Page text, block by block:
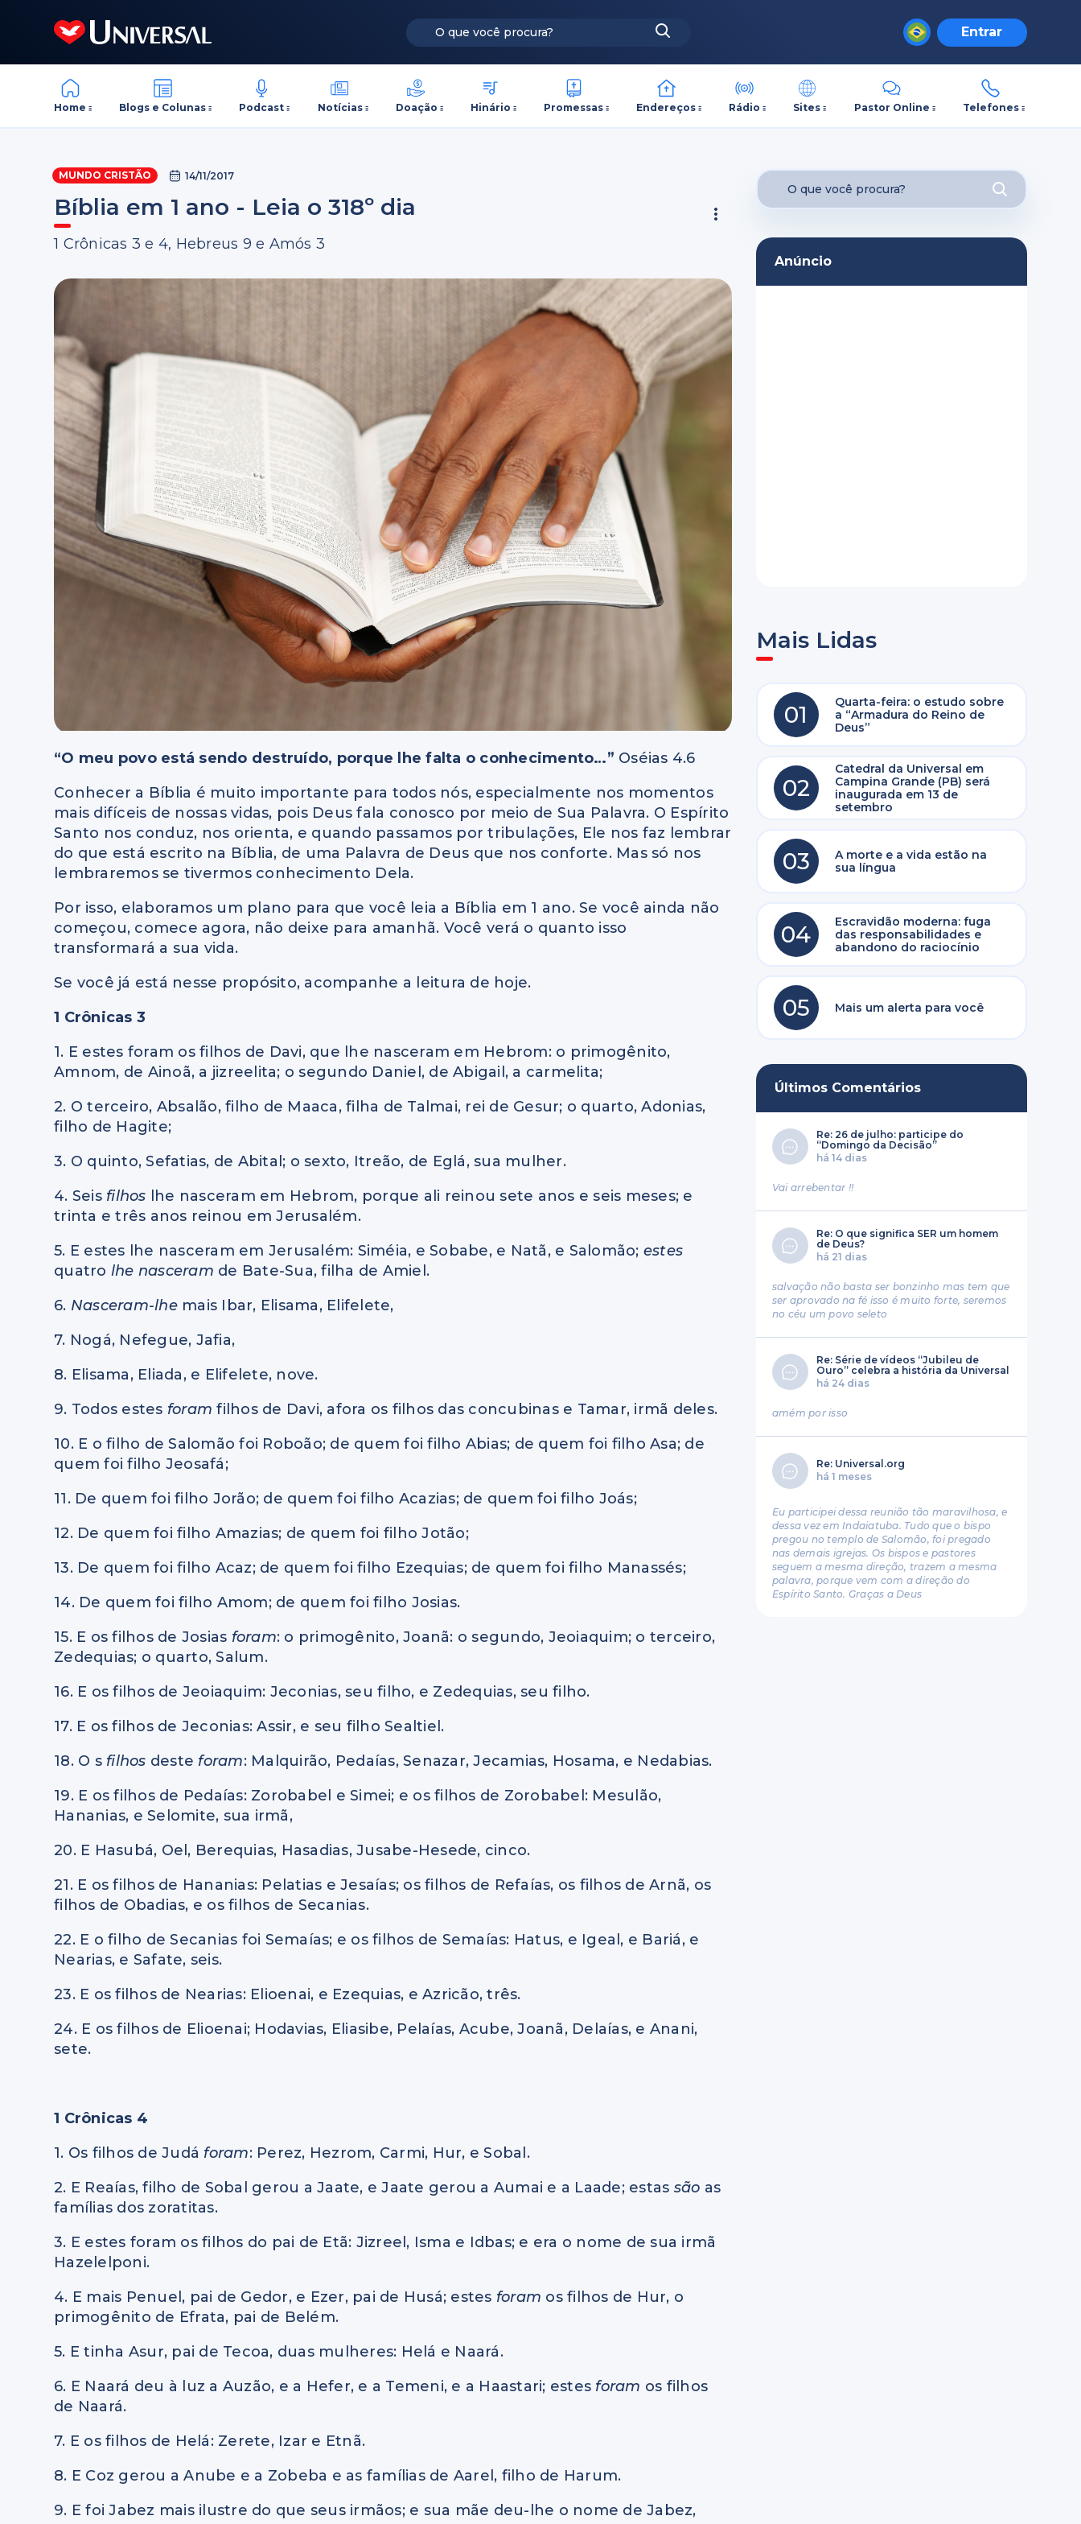
Entrar
Home Blogs e Colunas Podcast Notícias Doação Hinário Promessas Endereços Rádio Sites Pastor Online Telefones
MUNDO CRISTÃO 14/11/2017
Bíblia em 1 ano - Leia o 318º dia
1 Crônicas 3 e 4, Hebreus 9 e Amós 3
“O meu povo está sendo destruído, porque lhe falta o conhecimento…” Oséias 4.6
Conhecer a Bíblia é muito importante para todos nós, especialmente nos momentos
mais difíceis de nossas vidas, pois Deus fala conosco por meio de Sua Palavra. O Espírito
Santo nos conduz, nos orienta, e quando passamos por tribulações, Ele nos faz lembrar
do que está escrito na Bíblia, de uma Palavra de Deus que nos conforte. Mas só nos
lembraremos se tivermos conhecimento Dela.
Por isso, elaboramos um plano para que você leia a Bíblia em 1 ano. Se você ainda não
começou, comece agora, não deixe para amanhã. Você verá o quanto isso
transformará a sua vida.
Se você já está nesse propósito, acompanhe a leitura de hoje.
1 Crônicas 3
1. E estes foram os filhos de Davi, que lhe nasceram em Hebrom: o primogênito,
Amnom, de Ainoã, a jizreelita; o segundo Daniel, de Abigail, a carmelita;
2. O terceiro, Absalão, filho de Maaca, filha de Talmai, rei de Gesur; o quarto, Adonias,
filho de Hagite;
3. O quinto, Sefatias, de Abital; o sexto, Itreão, de Eglá, sua mulher.
4. Seis filhos
lhe nasceram em Hebrom, porque ali reinou sete anos e seis meses; e
trinta e três anos reinou em Jerusalém.
5. E estes lhe nasceram em Jerusalém: Siméia, e Sobabe, e Natã, e Salomão; estes
quatro lhe nasceram de Bate-Sua, filha de Amiel.
6. Nasceram-lhe mais Ibar, Elisama, Elifelete,
7. Nogá, Nefegue, Jafia,
8. Elisama, Eliada, e Elifelete, nove.
9. Todos estes foramfilhos de Davi, afora os filhos das concubinas e Tamar, irmã deles.
10. E o filho de Salomão foi Roboão; de quem foi filho Abias; de quem foi filho Asa; de
quem foi filho Jeosafá;
11. De quem foi filho Jorão; de quem foi filho Acazias; de quem foi filho Joás;
12. De quem foi filho Amazias; de quem foi filho Jotão;
13. De quem foi filho Acaz; de quem foi filho Ezequias; de quem foi filho Manassés;
14. De quem foi filho Amom; de quem foi filho Josias.
15. E os filhos de Josias foram: o primogênito, Joanã: o segundo, Jeoiaquim; o terceiro,
Zedequias; o quarto, Salum.
16. E os filhos de Jeoiaquim: Jeconias, seu filho, e Zedequias, seu filho.
17. E os filhos de Jeconias: Assir, e seu filho Sealtiel.
18. O s filhos deste foram: Malquirão, Pedaías, Senazar, Jecamias, Hosama, e Nedabias.
19. E os filhos de Pedaías: Zorobabel e Simei; e os filhos de Zorobabel: Mesulão,
Hananias, e Selomite, sua irmã,
20. E Hasubá, Oel, Berequias, Hasadias, Jusabe-Hesede, cinco.
21. E os filhos de Hananias: Pelatias e Jesaías; os filhos de Refaías, os filhos de Arnã, os
filhos de Obadias, e os filhos de Secanias.
22. E o filho de Secanias foi Semaías; e os filhos de Semaías: Hatus, e Igeal, e Bariá, e
Nearias, e Safate, seis.
23. E os filhos de Nearias: Elioenai, e Ezequias, e Azricão, três.
24. E os filhos de Elioenai; Hodavias, Eliasibe, Pelaías, Acube, Joanã, Delaías, e Anani,
sete.
1 Crônicas 4
1. Os filhos de Judá foram: Perez, Hezrom, Carmi, Hur, e Sobal.
2. E Reaías, filho de Sobal gerou a Jaate, e Jaate gerou a Aumai e a Laade; estas são as
famílias dos zoratitas.
3. E estes foram os filhos do pai de Etã: Jizreel, Isma e Idbas; e era o nome de sua irmã
Hazelelponi.
4. E mais Penuel, pai de Gedor, e Ezer, pai de Husá; estes foram os filhos de Hur, o
primogênito de Efrata, pai de Belém.
5. E tinha Asur, pai de Tecoa, duas mulheres: Helá e Naará.
6. E Naará deu à luz a Auzão, e a Hefer, e a Temeni, e a Haastari; estes foram os filhos
de Naará.
7. E os filhos de Helá: Zerete, Izar e Etnã.
8. E Coz gerou a Anube e a Zobeba e as famílias de Aarel, filho de Harum.
9. E foi Jabez mais ilustre do que seus irmãos; e sua mãe deu-lhe o nome de Jabez,
Anúncio
Mais Lidas
01
Quarta-feira: o estudo sobre
a “Armadura do Reino de
Deus”
02
Catedral da Universal em
Campina Grande (PB) será
inaugurada em 13 de
setembro
03
A morte e a vida estão na
sua língua
04
Escravidão moderna: fuga
das responsabilidades e
abandono do raciocínio
05 Mais um alerta para você
Últimos Comentários
Re: 26 de julho: participe do
“Domingo da Decisão”
há 14 dias
Vai arrebentar !!
Re: O que significa SER um homem
de Deus?
há 21 dias
salvação não basta ser bonzinho mas tem que
ser aprovado na fé isso é muito forte, seremos
no céu um povo seleto
Re: Série de vídeos “Jubileu de
Ouro” celebra a história da Universal
há 24 dias
amém por isso
Re: Universal.org
há 1 meses
Eu participei dessa reunião tão maravilhosa, e
dessa vez em Indaiatuba. Tudo que o bispo
pregou no templo de Salomão, foi pregado
nas demais igrejas. Os bispos e pastores
seguem a mesma direção, trazem a mesma
palavra, porque vem com a direção do
Espírito Santo. Graças a Deus